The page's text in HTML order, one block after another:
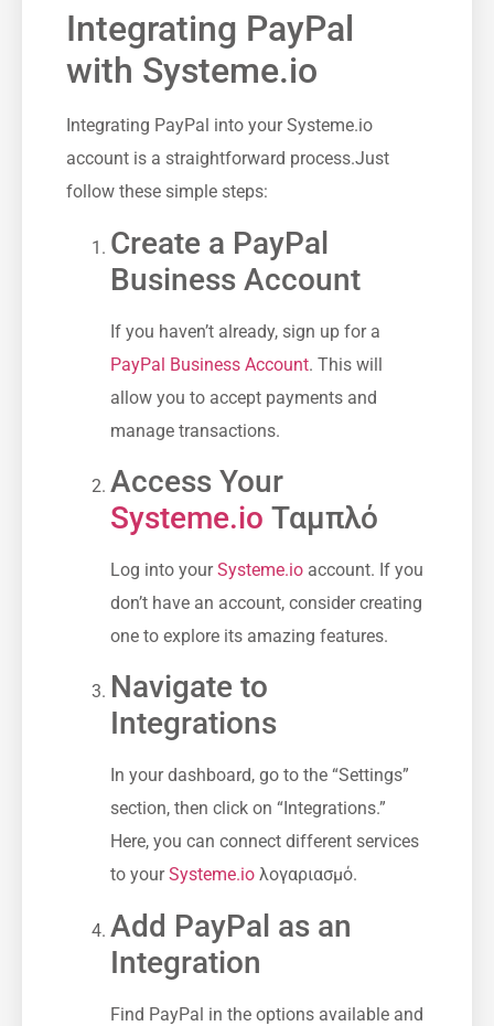
Integrating PayPal
with Systeme.io
Integrating PayPal into your Systeme.io‌
account‍ is ​a straightforward process.Just
follow these simple ⁣steps:
Create ​a PayPal
⁣Business Account
If you haven’t already, sign ​up ⁢for a
PayPal Business Account. This will
allow you ‌to accept payments and
manage transactions.
Access Your
Systeme.io Ταμπλό
Log into ⁤yourSysteme.io ​ account. If you
don’t have an account, consider creating
one to ‌explore its amazing features.
Navigate to
⁣Integrations
In your dashboard, go to the “Settings”
‌section,⁤ then⁤ click on “Integrations.”
Here, you can connect different services
to yourSysteme.io λογαριασμό.
Add PayPal as an
Integration
Find ⁢PayPal in the ‍options available⁤ and